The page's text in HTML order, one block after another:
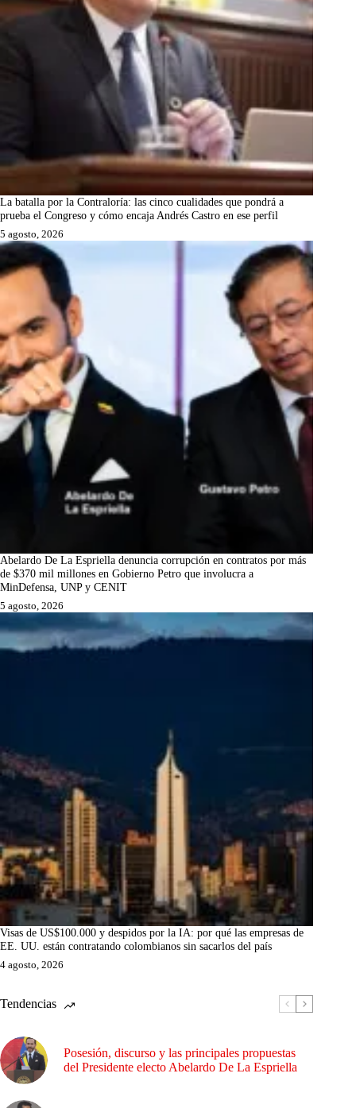
La batalla por la Contraloría: las cinco cualidades que pondrá a
prueba el Congreso y cómo encaja Andrés Castro en ese perfil
5 agosto, 2026
Abelardo De La Espriella denuncia corrupción en contratos por más
de $370 mil millones en Gobierno Petro que involucra a
MinDefensa, UNP y CENIT
5 agosto, 2026
Visas de US$100.000 y despidos por la IA: por qué las empresas de
EE. UU. están contratando colombianos sin sacarlos del país
4 agosto, 2026
Tendencias
Posesión, discurso y las principales propuestas
del Presidente electo Abelardo De La Espriella